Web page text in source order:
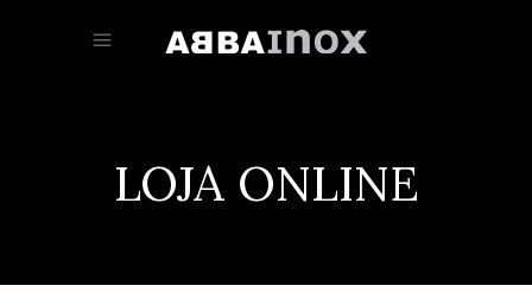
LOJA ONLINE